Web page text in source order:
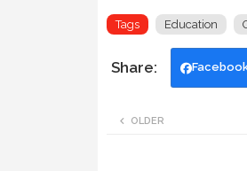
Tags Education
OLDER